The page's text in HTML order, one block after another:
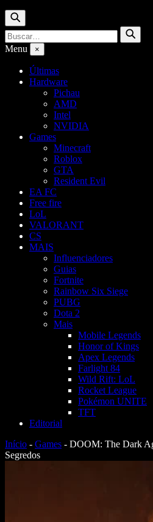
Buscar
Buscar
por:
Buscar
Menu ×
Últimas
Hardware
Pichau
AMD
Intel
NVIDIA
Games
Minecraft
Roblox
GTA
Resident Evil
EA FC
Free fire
LoL
VALORANT
CS
MAIS
Influenciadores
Guias
Fortnite
Rainbow Six Siege
PUBG
Dota 2
Mais
Mobile Legends
Honor of Kings
Apex Legends
Farlight 84
Wild Rift: LoL
Rocket League
Pokémon UNITE
TFT
Editorial
Início - Games - DOOM: The Dark
Segredos